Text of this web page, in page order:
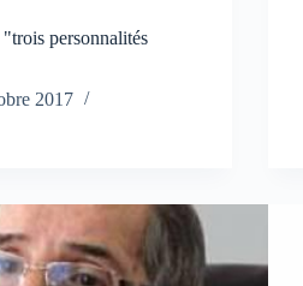
personnalités
2017